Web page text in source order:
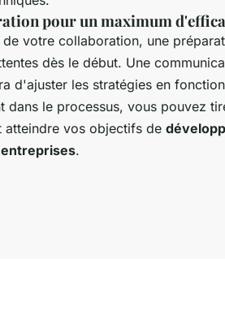
pour un maximum
votre collaboration, une
dès le début. Une
d'ajuster les stratégies en
dans le processus, vous pouvez
atteindre vos objectifs de
.